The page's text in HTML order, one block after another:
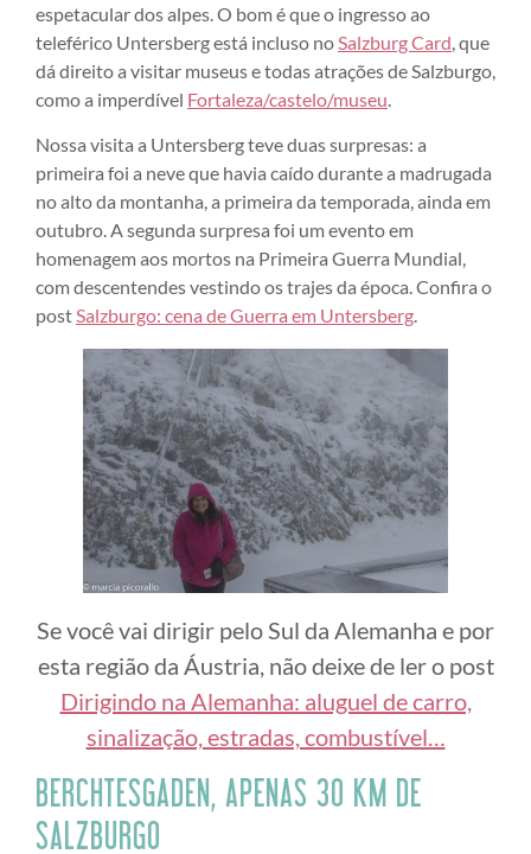
espetacular dos alpes. O bom é que o ingresso ao
teleférico Untersberg está incluso noSalzburg Card, que
dá direito a visitar museus e todas atrações de Salzburgo,
como a imperdível Fortaleza/castelo/museu.
Nossa visita a Untersberg teve duas surpresas: a
primeira foi a neve que havia caído durante a madrugada
no alto da montanha, a primeira da temporada, ainda em
outubro. A segunda surpresa foi um evento em
homenagem aos mortos na Primeira Guerra Mundial,
com descentendes vestindo os trajes da época. Confira o
postSalzburgo: cena de Guerra em Untersberg.
Se você vai dirigir pelo Sul da Alemanha e por
esta região da Áustria, não deixe de ler o post
Dirigindo na Alemanha: aluguel de carro,
sinalização, estradas, combustível…
BERCHTESGADEN, APENAS 30 KM DE
SALZBURGO